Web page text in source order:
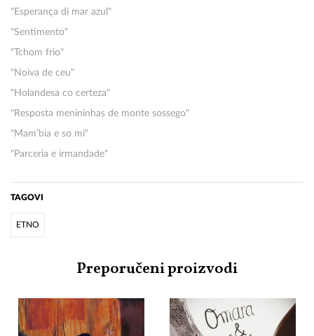
"Esperança di mar azul"
"Sentimento"
"Tchom frio"
"Noiva de ceu"
"Holandesa co certeza"
"Resposta menininhas de monte sossego"
"Mam’bia e so mi"
"Parceria e irmandade"
TAGOVI
ETNO
Preporučeni proizvodi